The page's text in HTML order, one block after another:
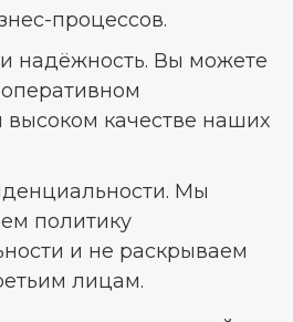
процессов.
надёжность. Вы можете
высоком качестве наших
Мы
политику
и не раскрываем
лицам.